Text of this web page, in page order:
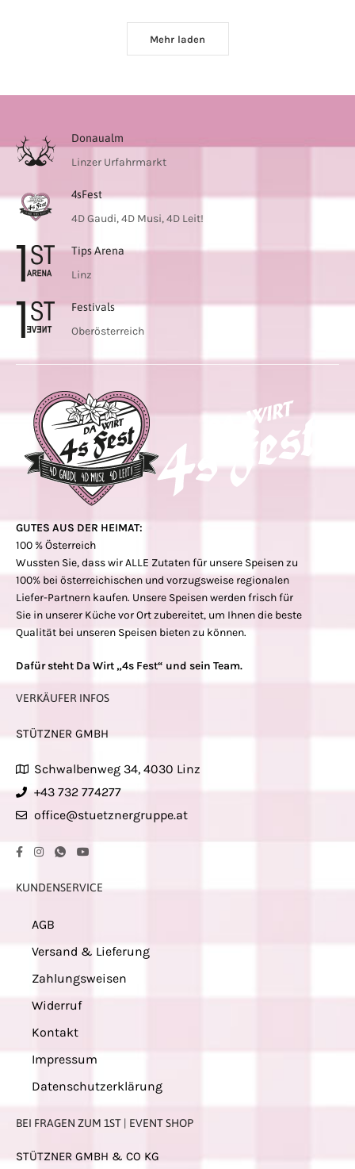
Mehr laden
Donaualm
Linzer Urfahrmarkt
4sFest
4D Gaudi, 4D Musi, 4D Leit!
Tips Arena
Linz
Festivals
Oberösterreich
GUTES AUS DER HEIMAT:
100 % Österreich
Wussten Sie, dass wir ALLE Zutaten für unsere Speisen zu
100% bei österreichischen und vorzugsweise regionalen
Liefer-Partnern kaufen. Unsere Speisen werden frisch für
Sie in unserer Küche vor Ort zubereitet, um Ihnen die beste
Qualität bei unseren Speisen bieten zu können.
Dafür steht Da Wirt „4s Fest“ und sein Team.
VERKÄUFER INFOS
STÜTZNER GMBH
Schwalbenweg 34, 4030 Linz
+43 732 774277
office@stuetznergruppe.at
KUNDENSERVICE
AGB
Versand & Lieferung
Zahlungsweisen
Widerruf
Kontakt
Impressum
Datenschutzerklärung
BEI FRAGEN ZUM 1ST | EVENT SHOP
STÜTZNER GMBH & CO KG